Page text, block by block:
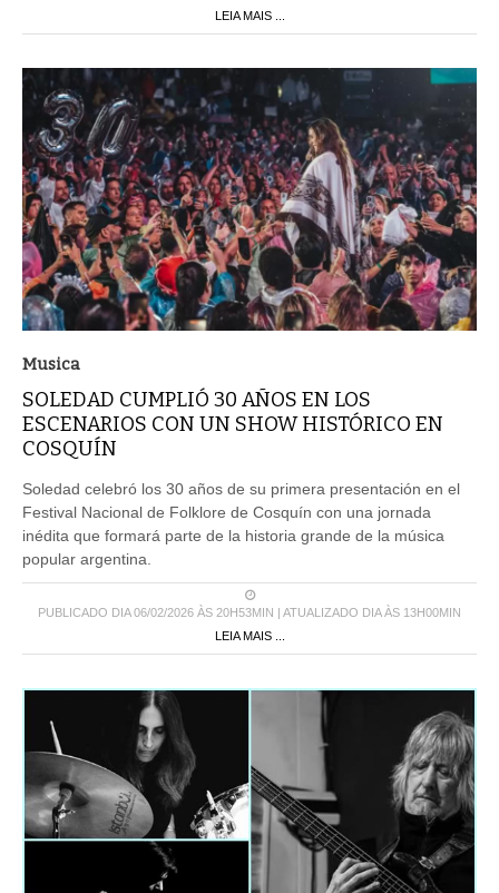
LEIA MAIS ...
Musica
SOLEDAD CUMPLIÓ 30 AÑOS EN LOS
ESCENARIOS CON UN SHOW HISTÓRICO EN
COSQUÍN
Soledad celebró los 30 años de su primera presentación en el
Festival Nacional de Folklore de Cosquín con una jornada
inédita que formará parte de la historia grande de la música
popular argentina.
PUBLICADO DIA 06/02/2026 ÀS 20H53MIN | ATUALIZADO DIA ÀS 13H00MIN
LEIA MAIS ...